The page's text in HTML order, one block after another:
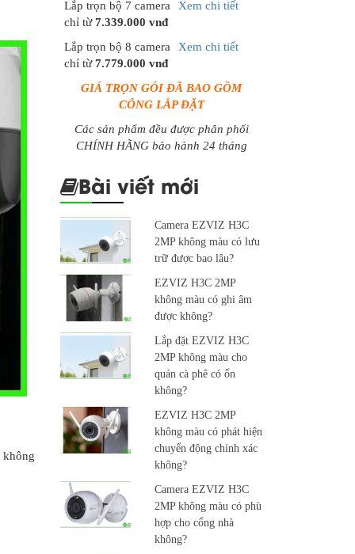
không
Lắp trọn bộ 7 camera
chỉ từ7.339.000 vnđ
Xem chi tiết
Lắp trọn bộ 8 camera
chỉ từ7.779.000 vnđ
Xem chi tiết
GIÁ TRỌN GÓI ĐÃ BAO GỒM
CÔNG LẮP ĐẶT
Các sản phẩm đều được phân phối
CHÍNH HÃNG bảo hành 24 tháng
Bài viết mới
Camera EZVIZ H3C
2MP không màu có lưu
trữ được bao lâu?
EZVIZ H3C 2MP
không màu có ghi âm
được không?
Lắp đặt EZVIZ H3C
2MP không màu cho
quán cà phê có ổn
không?
EZVIZ H3C 2MP
không màu có phát hiện
chuyển động chính xác
không?
Camera EZVIZ H3C
2MP không màu có phù
hợp cho cổng nhà
không?